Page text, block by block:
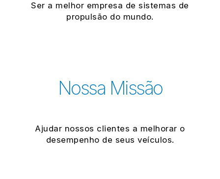
Ser a melhor empresa de sistemas de
propulsão do mundo.
Nossa Missão
Ajudar nossos clientes a melhorar o
desempenho de seus veículos.